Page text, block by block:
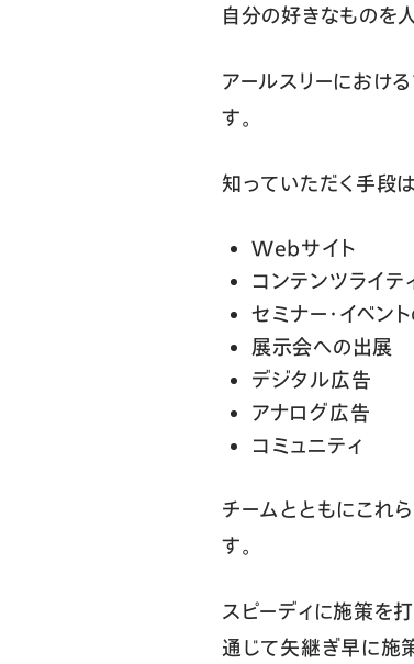
自分の好きなものを
アールスリーにおけ
す。
知っていただく手段
Webサイト
コンテンツライテ
セミナー・イベン
展示会への出展
デジタル広告
アナログ広告
コミュニティ
チームとともにこれ
す。
スピーディに施策を
通じて矢継ぎ早に施